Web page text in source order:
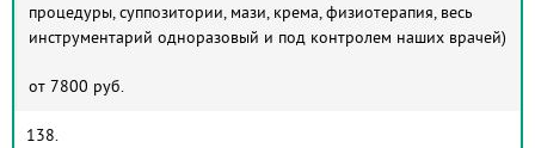
процедуры, суппозитории, мази, крема, физиотерапия, весь
инструментарий одноразовый и под контролем наших врачей)
от 7800 руб.
138.